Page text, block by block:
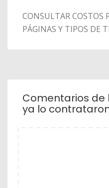
CONSULTAR COSTOS
PÁGINAS Y TIPOS DE
Comentarios de
ya lo